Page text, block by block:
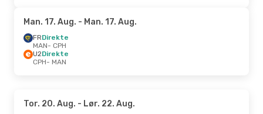
Man. 17. Aug. - Man. 17. Aug.
FRDirekte
MAN- CPH
U2Direkte
CPH- MAN
Tor. 20. Aug. - Lør. 22. Aug.